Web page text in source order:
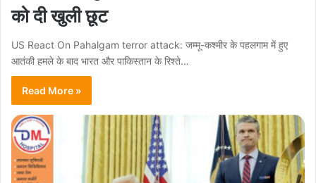
को दी खुली छूट
US React On Pahalgam terror attack: जम्मू-कश्मीर के पहलगाम में हुए
आतंकी हमले के बाद भारत और पाकिस्तान के रिश्ते…
Read More »